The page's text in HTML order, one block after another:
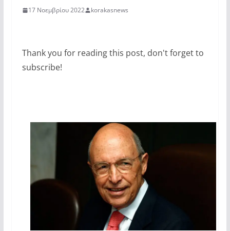
17 Νοεμβρίου 2022 korakasnews
Thank you for reading this post, don't forget to
subscribe!